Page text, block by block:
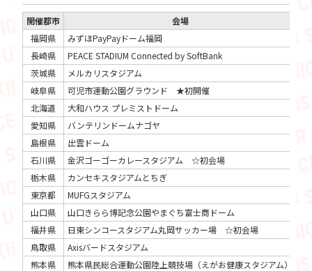
開催都市
会場
福岡県
みずほPayPayドーム福岡
長崎県
PEACE STADIUM Connected by SoftBank
茨城県
メルカリスタジアム
岐阜県
可児市運動公園グラウンド ★初開催
北海道
大和ハウス プレミストドーム
愛知県
バンテリンドームナゴヤ
島根県
出雲ドーム
石川県
金沢ゴーゴーカレースタジアム ☆初会場
栃木県
カンセキスタジアムとちぎ
東京都
MUFGスタジアム
山口県
山口きらら博記念公園やまぐち富士商ドーム
福井県
日東シンコースタジアム丸岡サッカー場 ☆初会場
鳥取県
Axisバードスタジアム
熊本県
熊本県民総合運動公園陸上競技場（えがお健康スタジアム）